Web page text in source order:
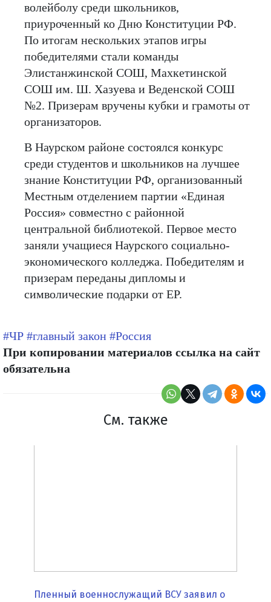
волейболу среди школьников,
приуроченный ко Дню Конституции РФ.
По итогам нескольких этапов игры
победителями стали команды
Элистанжинской СОШ, Махкетинской
СОШ им. Ш. Хазуева и Веденской СОШ
№2. Призерам вручены кубки и грамоты от
организаторов.
В Наурском районе состоялся конкурс
среди студентов и школьников на лучшее
знание Конституции РФ, организованный
Местным отделением партии «Единая
Россия» совместно с районной
центральной библиотекой. Первое место
заняли учащиеся Наурского социально-
экономического колледжа. Победителям и
призерам переданы дипломы и
символические подарки от ЕР.
#ЧР #главный закон #Россия
При копировании материалов ссылка на сайт
обязательна
См. также
Пленный военнослужащий ВСУ заявил о